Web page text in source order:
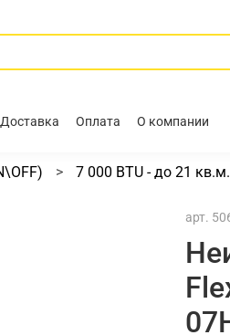
Доставка Оплата О компании
7 000 BTU - до 21 кв.м.
арт.